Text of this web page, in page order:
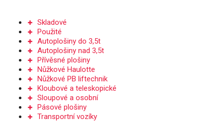
Skladové
Použité
Autoplošiny do 3,5t
Autoplošiny nad 3,5t
Přívěsné plošiny
Nůžkové Haulotte
Nůžkové PB liftechnik
Kloubové a teleskopické
Sloupové a osobní
Pásové plošiny
Transportní vozíky